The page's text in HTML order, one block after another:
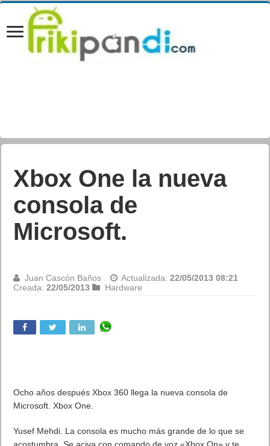
Xbox One la nueva
consola de
Microsoft.
Juan Cascón Baños Actualizada:22/05/2013 08:21
Creada:22/05/2013 Hardware
Ocho años después Xbox 360 llega la nueva consola de
Microsoft. Xbox One.
Yusef Mehdi. La consola es mucho más grande de lo que se
acostumbra. Se aciva con comando de voz «Xbox On» y te